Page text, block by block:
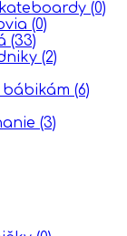
(0)
(0)
(33)
(2)
(6)
(3)